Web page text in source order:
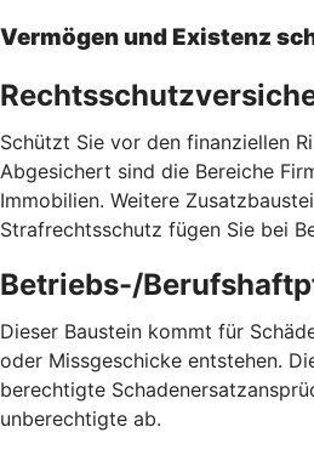
Vermögen und Existenz
Schützt Sie vor den finanziellen
Abgesichert sind die Bereiche
Immobilien. Weitere
Strafrechtsschutz fügen Sie bei
Betriebs-/
Dieser Baustein kommt für
oder Missgeschicke entstehen.
berechtigte
unberechtigte ab.